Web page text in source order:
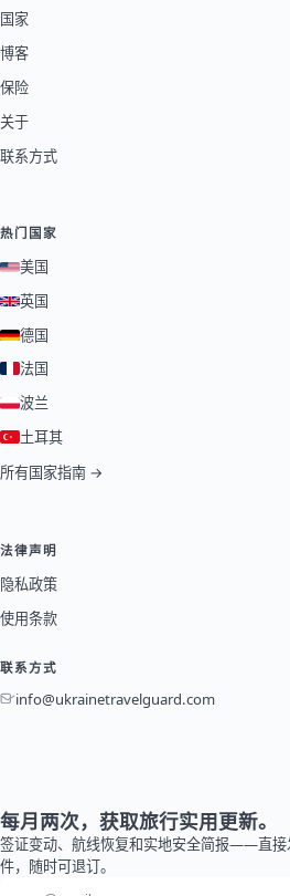
国家
博客
保险
关于
联系方式
热门国家
美国
英国
德国
法国
波兰
土耳其
所有国家指南 →
法律声明
隐私政策
使用条款
联系方式
info@ukrainetravelguard.com
每月两次，获取旅行实用更新。
签证变动、航线恢复和实地安全简报——直接
件，随时可退订。
电子邮件地址